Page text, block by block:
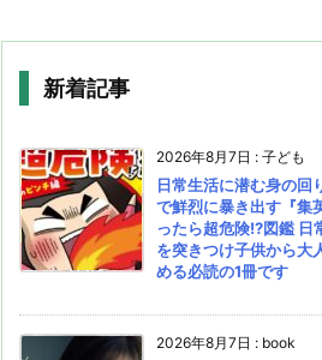
新着記事
2026年8月7日 : 子ども
日常生活に潜む身の回
で鮮烈に暴き出す『集
ったら超危険!?図鑑 日
を突きつけ子供から大
める必読の1冊です
2026年8月7日 : book